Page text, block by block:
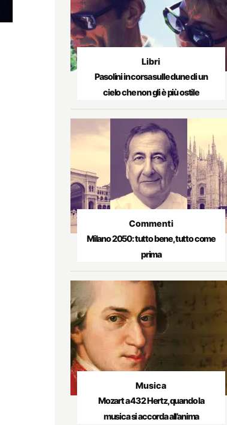
Libri
Pasolini in corsa sulle dune di un
cielo che non gli è più ostile
Commenti
Milano 2050: tutto bene, tutto come
prima
Musica
Mozart a 432 Hertz, quando la
musica si accorda all’anima